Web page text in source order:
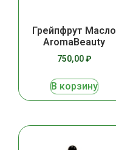
Грейпфрут Масло
AromaBeauty
750,00₽
В корзину